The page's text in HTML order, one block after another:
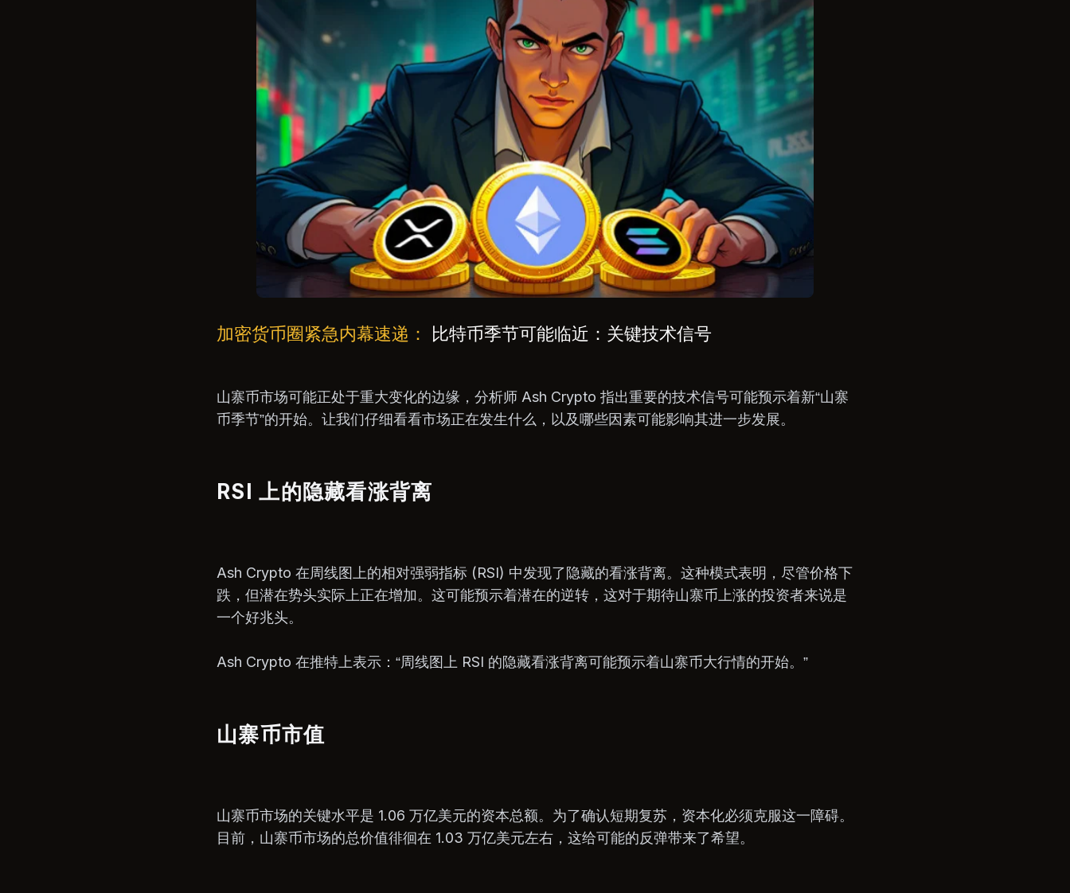
加密货币圈紧急内幕速递： 比特币季节可能临近：关键技术信号
山寨币市场可能正处于重大变化的边缘，分析师 Ash Crypto 指出重要的技术信号可能预示着新“山寨
币季节”的开始。让我们仔细看看市场正在发生什么，以及哪些因素可能影响其进一步发展。
RSI 上的隐藏看涨背离
Ash Crypto 在周线图上的相对强弱指标 (RSI) 中发现了隐藏的看涨背离。这种模式表明，尽管价格下
跌，但潜在势头实际上正在增加。这可能预示着潜在的逆转，这对于期待山寨币上涨的投资者来说是
一个好兆头。
Ash Crypto 在推特上表示：“周线图上 RSI 的隐藏看涨背离可能预示着山寨币大行情的开始。”
山寨币市值
山寨币市场的关键水平是 1.06 万亿美元的资本总额。为了确认短期复苏，资本化必须克服这一障碍。
目前，山寨币市场的总价值徘徊在 1.03 万亿美元左右，这给可能的反弹带来了希望。